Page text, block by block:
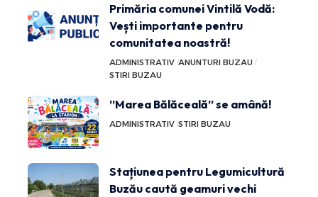
Primăria comunei Vintilă Vodă:
Vești importante pentru
comunitatea noastră!
ADMINISTRATIV ANUNTURI BUZAU
STIRI BUZAU
”Marea Bălăceală” se amână!
ADMINISTRATIV STIRI BUZAU
Stațiunea pentru Legumicultură
Buzău caută geamuri vechi